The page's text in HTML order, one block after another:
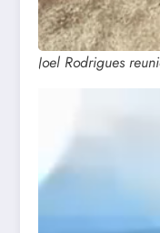
Joel Rodrigues